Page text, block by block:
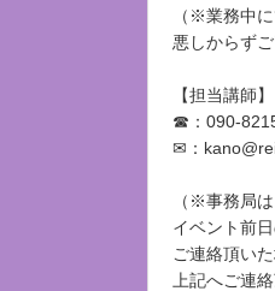
（※業務中
悪しからず
【担当講師
☎：090-
✉：
（※事務局
イベント前
ご連絡頂い
上記へご連